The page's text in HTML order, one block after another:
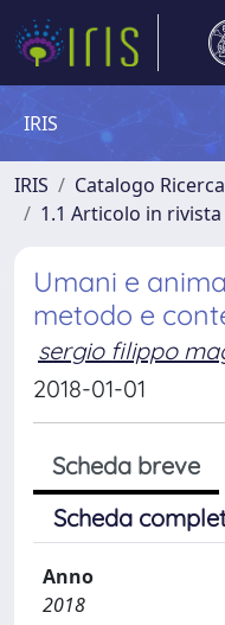
IRIS
IRIS Catalogo Ricerca
1.1 Articolo in rivista
Umani e
metodo e
sergio filippo
2018-01-01
Scheda breve
Scheda
Anno
2018